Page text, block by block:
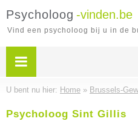
Psycholoog -vinden.be
Vind een psycholoog bij u in de
U bent nu hier: Home » Brussels-
Psycholoog Sint Gillis